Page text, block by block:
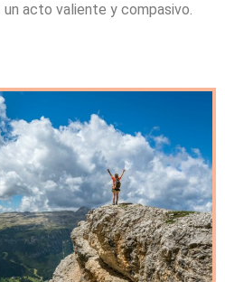
acto valiente y compasivo.